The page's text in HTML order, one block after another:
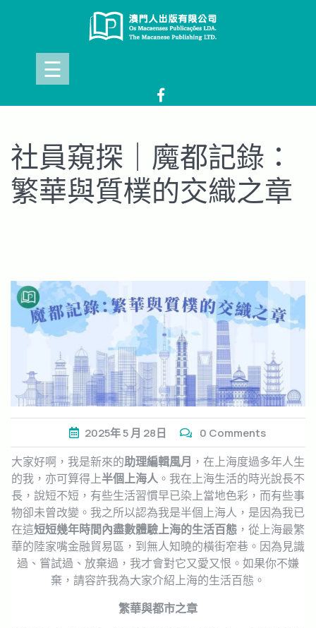
☰
社員窺探｜魔都記錄：
繁華與質樸的交織之章
2025年5 月 28日 0 Comments
大家好啊，我是新來的助理編輯風月 ，在上海度過多年人生
的我，亦可算得上半個上海人 。我在上海生活的時光說長不
長，說短不短，有些生活習慣早已染上當地色彩，而有些事
物卻未曾改變。我之所以認為我是半個上海人，是因為我已
在這短短幾年時間內盡數體驗上海的生活百態 ，從上海最繁
華的陸家嘴金融貿易區，到無人知曉的橫街窄巷。因為見識
過、嘗試過、放棄過，我才會對它又愛又恨。如果你不嫌
棄，請容許我為大家介紹上海的生活百態。
繁華與都市之章